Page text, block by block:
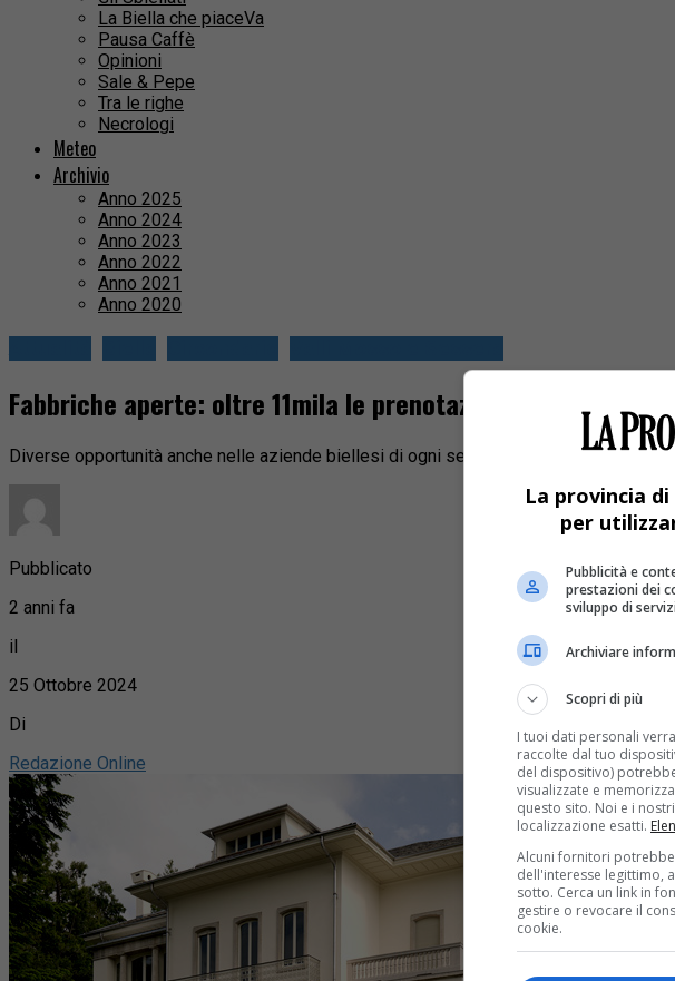
La Biella che piaceVa
Pausa Caffè
Opinioni
Sale & Pepe
Tra le righe
Necrologi
Meteo
Archivio
Anno 2025
Anno 2024
Anno 2023
Anno 2022
Anno 2021
Anno 2020
Fabbriche aperte: oltre 11mila le prenotazioni
Diverse opportunità anche nelle aziende biellesi di ogni settore
Pubblicato
2 anni fa
il
25 Ottobre 2024
Di
Redazione Online
La provincia
per
Pubblicità e
prestazioni dei
sviluppo di
Archiviare
Scopri di più
I tuoi dati personali
raccolte dal tuo
del dispositivo)
visualizzate e
questo sito. Noi e i
localizzazione esatti.
Alcuni fornitori
dell'interesse legittimo,
sotto. Cerca un link in
gestire o revocare il
cookie.